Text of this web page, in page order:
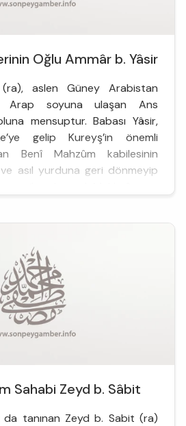
Oğlu Ammâr b. Yâsir
aslen Güney Arabistan
Arap soyuna ulaşan Ans
mensuptur. Babası Yâsir,
gelip Kureyş’in önemli
Benî Mahzûm kabilesinin
asıl yurduna geri dönmeyip
Sahabi Zeyd b. Sâbit
tanınan Zeyd b. Sabit (ra)